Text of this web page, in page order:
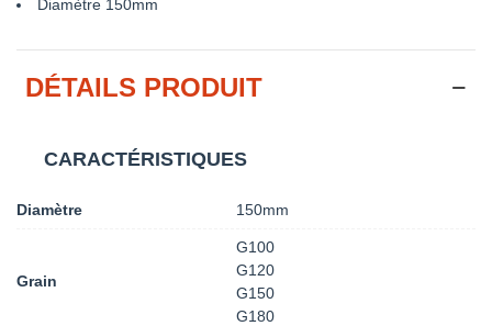
Diamètre 150mm
DÉTAILS PRODUIT
CARACTÉRISTIQUES
Diamètre 150mm
Grain
G100
G120
G150
G180